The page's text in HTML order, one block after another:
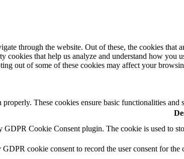
through the website. Out of these, the cookies that
cookies that help us analyze and understand how
out of some of these cookies may affect your
These cookies ensure basic functionalities
GDPR Cookie Consent plugin. The cookie is used to
GDPR cookie consent to record the user consent for